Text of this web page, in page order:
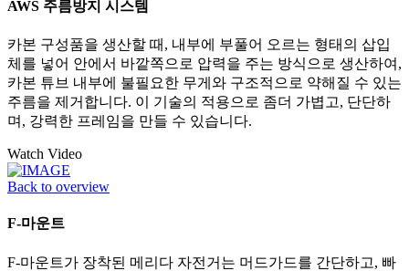
AWS 주름방지 시스템
카본 구성품을 생산할 때, 내부에 부풀어 오르는 형태의 삽입
체를 넣어 안에서 바깥쪽으로 압력을 주는 방식으로 생산하여,
카본 튜브 내부에 불필요한 무게와 구조적으로 약해질 수 있는
주름을 제거합니다. 이 기술의 적용으로 좀더 가볍고, 단단하
며, 강력한 프레임을 만들 수 있습니다.
Watch Video
Back to overview
F-마운트
F-마운트가 장착된 메리다 자전거는 머드가드를 간단하고, 빠